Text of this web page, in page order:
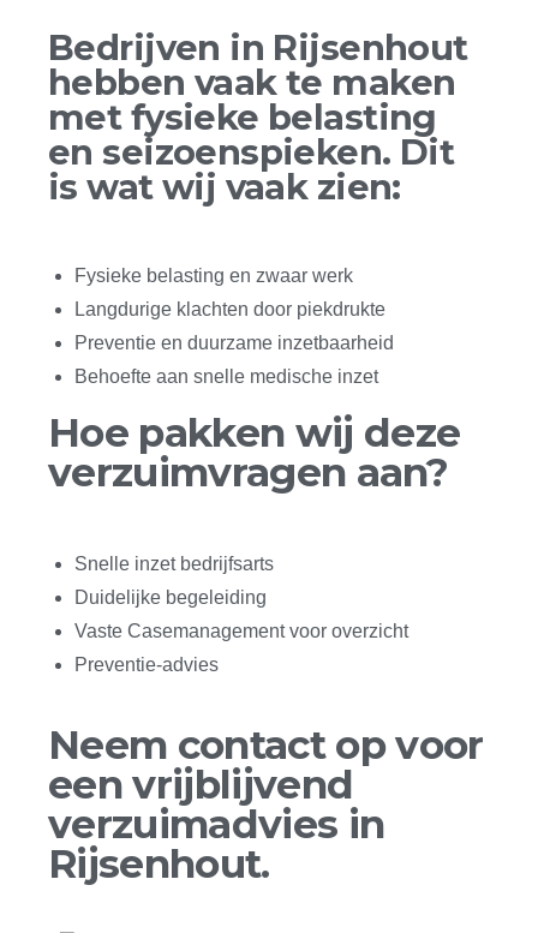
Bedrijven in Rijsenhout
hebben vaak te maken
met fysieke belasting
en seizoenspieken. Dit
is wat wij vaak zien:
Fysieke belasting en zwaar werk
Langdurige klachten door piekdrukte
Preventie en duurzame inzetbaarheid
Behoefte aan snelle medische inzet
Hoe pakken wij deze
verzuimvragen aan?
Snelle inzet bedrijfsarts
Duidelijke begeleiding
Vaste Casemanagement voor overzicht
Preventie-advies
Neem contact op voor
een vrijblijvend
verzuimadvies in
Rijsenhout.